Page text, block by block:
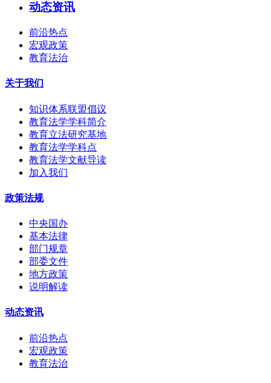
动态资讯
前沿热点
宏观政策
教育法治
关于我们
知识体系联盟倡议
教育法学学科简介
教育立法研究基地
教育法学学科点
教育法学文献导读
加入我们
政策法规
中央国办
基本法律
部门规章
部委文件
地方政策
说明解读
动态资讯
前沿热点
宏观政策
教育法治